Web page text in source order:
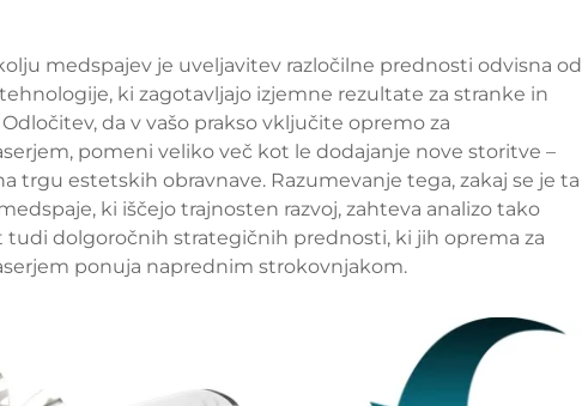
medspajev je uveljavitev razločilne prednosti odvisna od
ki zagotavljajo izjemne rezultate za stranke in
da v vašo prakso vključite opremo za
pomeni veliko več kot le dodajanje nove storitve –
trgu estetskih obravnave. Razumevanje tega, zakaj se je ta
ki iščejo trajnosten razvoj, zahteva analizo tako
dolgoročnih strategičnih prednosti, ki jih oprema za
ponuja naprednim strokovnjakom.